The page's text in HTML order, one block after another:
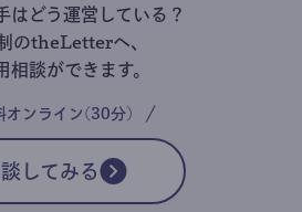
はどう運営している？
のtheLetterへ、
相談ができます。
オンライン(30分)
してみる